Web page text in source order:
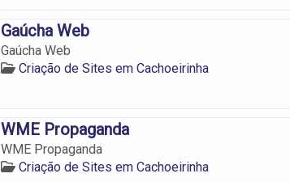
Gaúcha Web
Gaúcha Web
Criação de Sites em Cachoeirinha
WME Propaganda
WME Propaganda
Criação de Sites em Cachoeirinha